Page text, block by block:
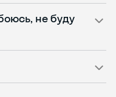
не буду